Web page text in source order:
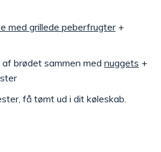
med grillede peberfrugter+
brødet sammen med nuggets +
få tømt ud i dit køleskab.